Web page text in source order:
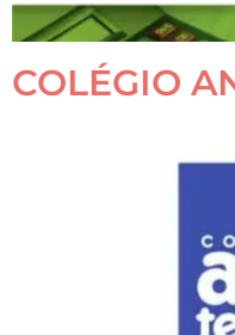
COLÉGIO